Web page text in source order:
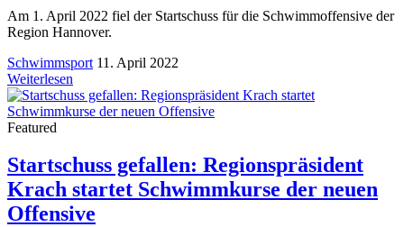
Am 1. April 2022 fiel der Startschuss für die Schwimmoffensive der
Region Hannover.
Schwimmsport 11. April 2022
Weiterlesen
Featured
Startschuss gefallen: Regionspräsident
Krach startet Schwimmkurse der neuen
Offensive